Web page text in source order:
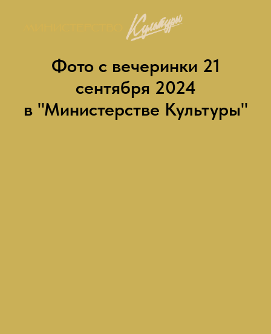
Фото с вечеринки 21
сентября 2024
в "Министерстве Культуры"